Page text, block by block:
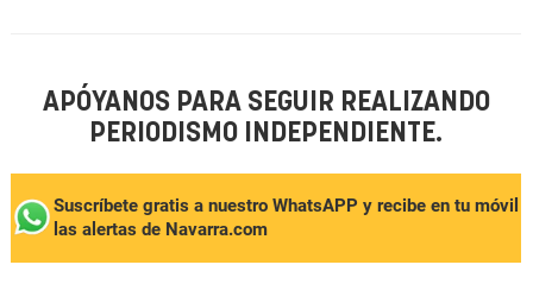
APÓYANOS PARA SEGUIR REALIZANDO
PERIODISMO INDEPENDIENTE.
Suscríbete gratis a nuestro WhatsAPP y recibe en tu móvil
las alertas de Navarra.com